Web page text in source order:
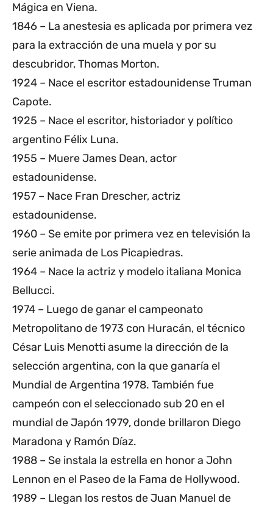
Mágica en Viena.
1846 – La anestesia es aplicada por primera vez
para la extracción de una muela y por su
descubridor, Thomas Morton.
1924 – Nace el escritor estadounidense Truman
Capote.
1925 – Nace el escritor, historiador y político
argentino Félix Luna.
1955 – Muere James Dean, actor
estadounidense.
1957 – Nace Fran Drescher, actriz
estadounidense.
1960 – Se emite por primera vez en televisión la
serie animada de Los Picapiedras.
1964 – Nace la actriz y modelo italiana Monica
Bellucci.
1974 – Luego de ganar el campeonato
Metropolitano de 1973 con Huracán, el técnico
César Luis Menotti asume la dirección de la
selección argentina, con la que ganaría el
Mundial de Argentina 1978. También fue
campeón con el seleccionado sub 20 en el
mundial de Japón 1979, donde brillaron Diego
Maradona y Ramón Díaz.
1988 – Se instala la estrella en honor a John
Lennon en el Paseo de la Fama de Hollywood.
1989 – Llegan los restos de Juan Manuel de